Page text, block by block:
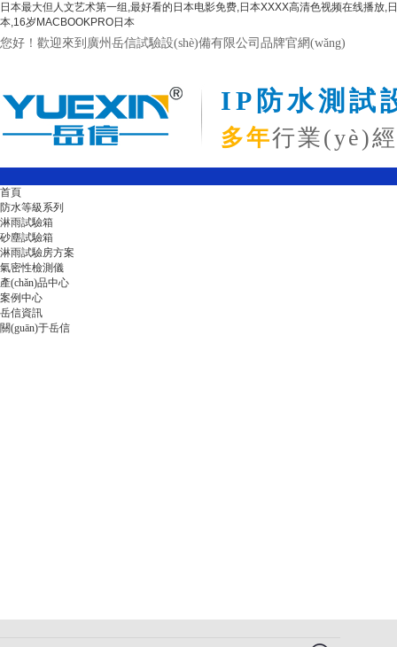
日本最大但人文艺术第一组,最好看的日本电影免费,日本XXXX高清色视频在线播放
本,16岁MACBOOKPRO日本
您好！歡迎來到廣州岳信試驗設(shè)備有限公司品牌官網(wǎng)
IP防水測試
多年行業(yè)
首頁
防水等級系列
淋雨試驗箱
砂塵試驗箱
淋雨試驗房方案
氣密性檢測儀
產(chǎn)品中心
案例中心
岳信資訊
關(guān)于岳信